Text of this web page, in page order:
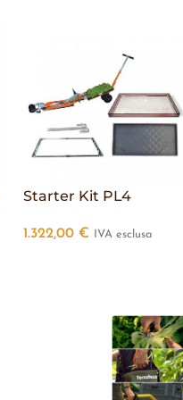
Starter Kit PL4
1.322,00 € IVA esclusa